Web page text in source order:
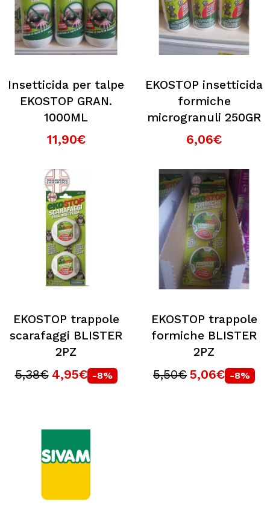
Insetticida per talpe
EKOSTOP GRAN.
1000ML
11,90€
EKOSTOP insetticida
formiche
microgranuli 250GR
6,06€
EKOSTOP trappole
scarafaggi BLISTER
2PZ
5,38€ 4,95€ -8%
EKOSTOP trappole
formiche BLISTER
2PZ
5,50€ 5,06€ -8%